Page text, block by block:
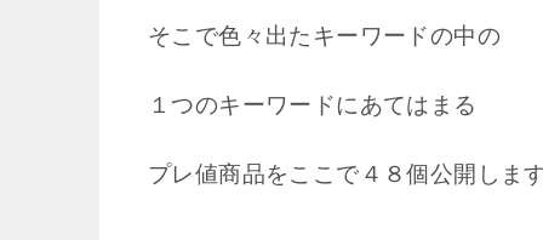
そこで色々出たキーワードの中の
１つのキーワードにあてはまる
プレ値商品をここで４８個公開しま